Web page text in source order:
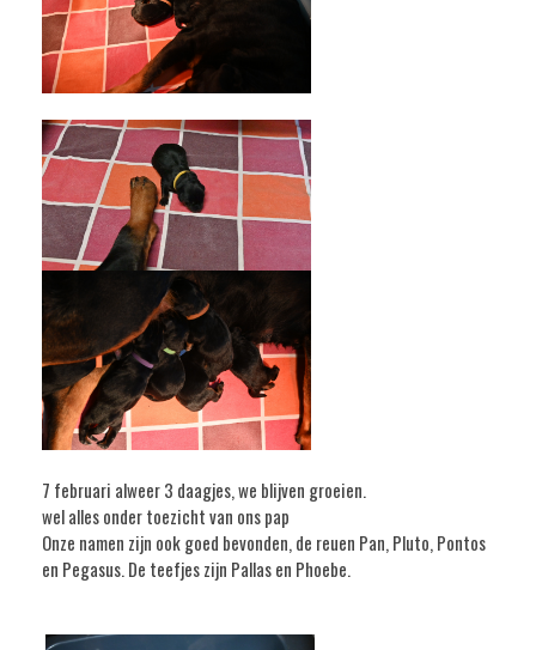
7 februari alweer 3 daagjes, we blijven groeien.
wel alles onder toezicht van ons pap
Onze namen zijn ook goed bevonden, de reuen Pan, Pluto, Pontos
en Pegasus. De teefjes zijn Pallas en Phoebe.